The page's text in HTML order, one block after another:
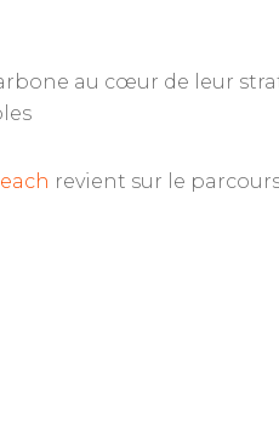
au cœur de leur
revient sur le